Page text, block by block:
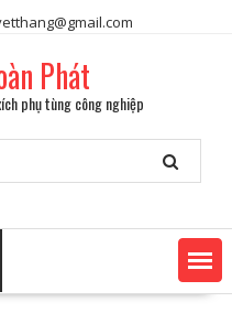
Phát
phụ tùng công nghiệp